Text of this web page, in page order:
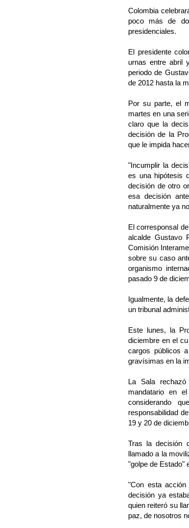
Colombia
poco más de
presidenciales.
El presidente
urnas entre abril
periodo de
de 2012 hasta la
Por su parte, el
martes en una
claro que la
decisión de la
que le impida
"Incumplir la
es una hipótesis
decisión de otro
esa decisión
naturalmente ya
El corresponsal
alcalde Gustavo
Comisión
sobre su caso
organismo
pasado 9 de
Igualmente, la
un tribunal
Este lunes, la
diciembre en el
cargos públicos
gravísimas en la
La Sala
mandatario en
considerando
responsabilidad
19 y 20 de
Tras la decisión
llamado a la
"golpe de Estado"
"Con esta
decisión ya
quien reiteró su
paz, de nosotros